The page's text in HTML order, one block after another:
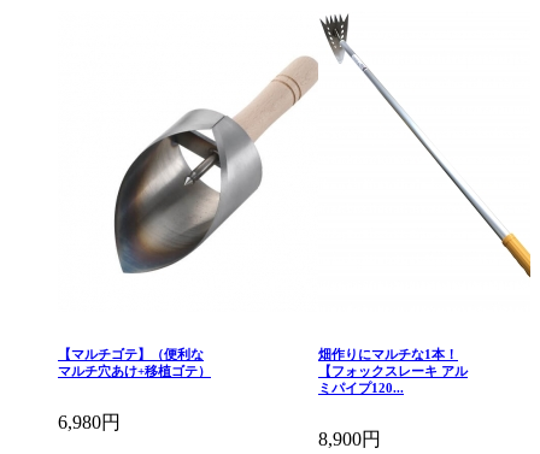
【マルチゴテ】（便利な
マルチ穴あけ+移植ゴテ）
6,980円
畑作りにマルチな1本！
【フォックスレーキ アル
ミパイプ120...
8,900円